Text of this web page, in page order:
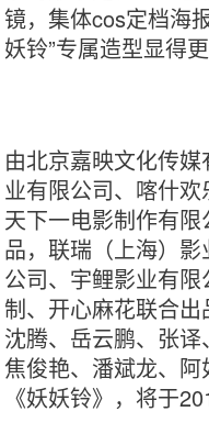
镜，集体cos定档海
妖铃”专属造型显得更
由北京嘉映文化传
业有限公司、喀什欢
天下一电影制作有
品，联瑞（上海）
公司、宇鲤影业有
制、开心麻花联合出
沈腾、岳云鹏、张译
焦俊艳、潘斌龙、
《妖妖铃》，将于